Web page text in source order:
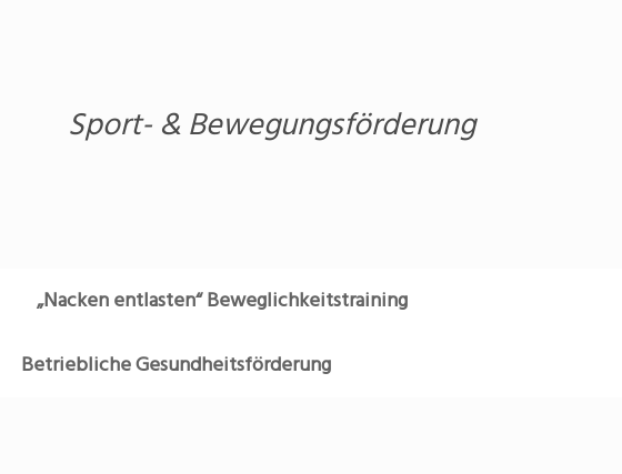
Sport- & Bewegungsförderung
„Nacken entlasten“ Beweglichkeitstraining
Betriebliche Gesundheitsförderung